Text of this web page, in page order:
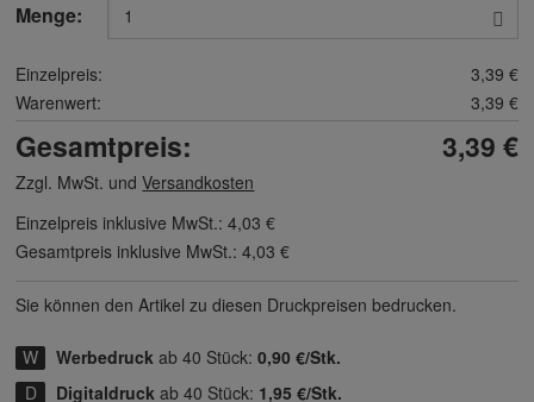
Menge:
Einzelpreis:
3,39 €
Warenwert:
3,39 €
Gesamtpreis: 3,39 €
Zzgl. MwSt. undVersandkosten
Einzelpreis inklusive MwSt.:4,03 €
Gesamtpreis inklusive MwSt.:4,03 €
Sie können den Artikel zu diesen Druck­preisen bedrucken.
Werbedruck ab 40 Stück:0,90 €/Stk.
Digitaldruck ab 40 Stück: 1,95 €/Stk.